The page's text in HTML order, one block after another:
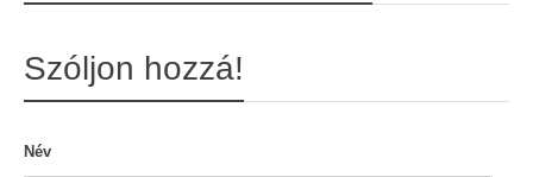
Szóljon hozzá!
Név